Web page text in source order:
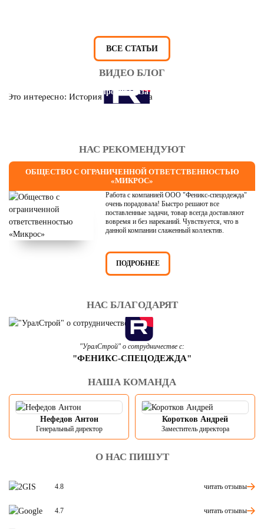
ВСЕ СТАТЬИ
ВИДЕО БЛОГ
Это интересно: История противогаза
НАС РЕКОМЕНДУЮТ
ОБЩЕСТВО С ОГРАНИЧЕННОЙ ОТВЕТСТВЕННОСТЬЮ
«МИКРОС»
Работа с компанией ООО "Феникс-спецодежда"
очень порадовала! Быстро решают все
поставленные задачи, товар всегда доставляют
вовремя и без нареканий. Чувствуется, что в
данной компании слаженный коллектив.
ПОДРОБНЕЕ
НАС БЛАГОДАРЯТ
"УралСтрой" о сотрудничестве с:
"ФЕНИКС-СПЕЦОДЕЖДА"
НАША КОМАНДА
Нефедов Антон
Генеральный директор
Коротков Андрей
Заместитель директора
О НАС ПИШУТ
4.8 читать отзывы
4.7 читать отзывы